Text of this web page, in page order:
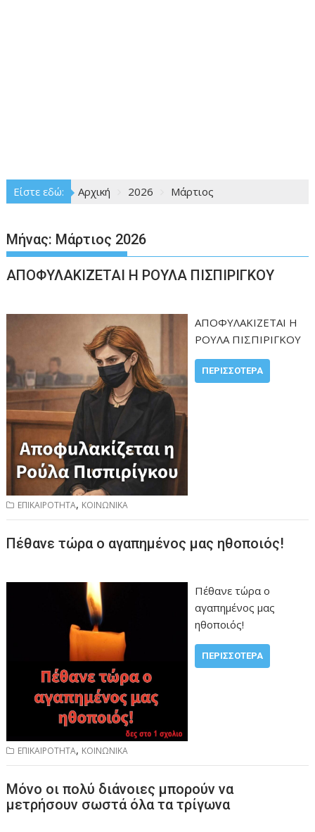
Είστε εδώ: Αρχική 2026 Μάρτιος
Μήνας: Μάρτιος 2026
ΑΠΟΦΥΛΑΚΙΖΕΤΑΙ Η ΡΟΥΛΑ ΠΙΣΠΙΡΙΓΚΟΥ
ΑΠΟΦΥΛΑΚΙΖΕΤΑΙ Η
ΡΟΥΛΑ ΠΙΣΠΙΡΙΓΚΟΥ
ΠΕΡΙΣΣΌΤΕΡΑ
ΕΠΙΚΑΙΡΟΤΗΤΑ, ΚΟΙΝΩΝΙΚΑ
Πέθανε τώρα ο αγαπημένος μας ηθοποιός!
Πέθανε τώρα ο
αγαπημένος μας
ηθοποιός!
ΠΕΡΙΣΣΌΤΕΡΑ
ΕΠΙΚΑΙΡΟΤΗΤΑ, ΚΟΙΝΩΝΙΚΑ
Μόνο οι πολύ διάνοιες μπορούν να
μετρήσουν σωστά όλα τα τρίγωνα